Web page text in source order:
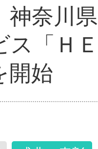
奈川
ス「Ｈ
開始